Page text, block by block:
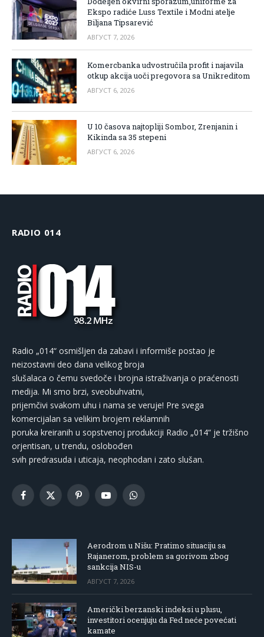
Ekspo radiće Luss Textile i Modni atelje
Biljana Tipsarević
АВГУСТ 7, 2026
Komercbanka udvostručila profit i najavila
otkup akcija uoči pregovora sa Unikreditom
АВГУСТ 6, 2026
U 10 časova najtopliji Sombor, Zrenjanin i
Kikinda sa 35 stepeni
АВГУСТ 6, 2026
RADIO 014
Radio „014“ osmišljen da zabavi i informiše postao je
neizostavni deo dana velikog broja
slušalaca o čemu svedoče i brojna istraživanja o praćenosti
medija. Mi smo brzi, sveobuhvatni,
prijemčivi svakom uhu i nama se veruje! Pre svega
komercijalan sa velikim brojem reklamnih
poruka kreiranih u sopstvenoj produkciji Radio „014“ je tržišno
orjentisan, u trendu, oslobođen
svih predrasuda i uticaja, neophodan i zato slušan.
Facebook
X
PinterestYouTubeWhatsApp
Aerodrom u Nišu: Pratimo situaciju sa
Rajanerom, problem sa gorivom zbog
sankcija NIS-u
АВГУСТ 7, 2026
Američki berzanski indeksi u plusu,
investitori ocenjuju da Fed neće povećati
kamate